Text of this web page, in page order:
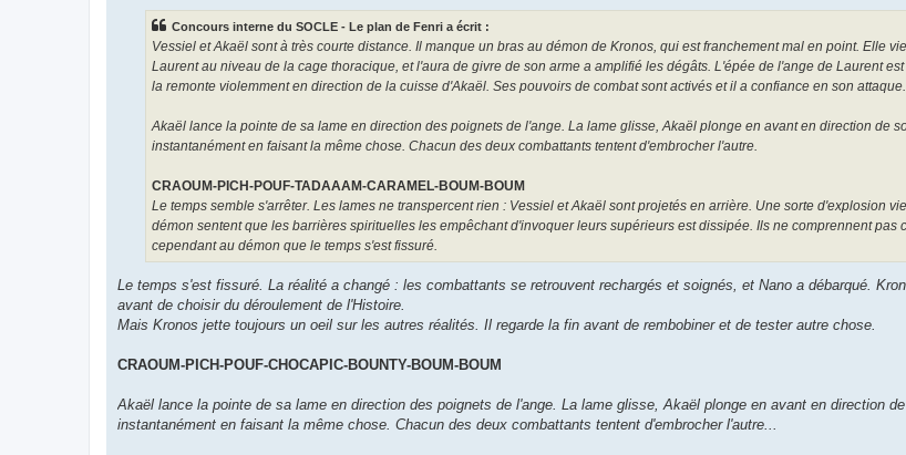
Concours interne du SOCLE - Le plan de Fenri a écrit :
Vessiel et Akaël sont à très courte distance. Il manque un bras au démon de Kronos, qui est franchement mal en point. Elle
Laurent au niveau de la cage thoracique, et l'aura de givre de son arme a amplifié les dégâts. L'épée de l'ange de Laurent
la remonte violemment en direction de la cuisse d'Akaël. Ses pouvoirs de combat sont activés et il a confiance en son attaque.
Akaël lance la pointe de sa lame en direction des poignets de l'ange. La lame glisse, Akaël plonge en avant en direction de
instantanément en faisant la même chose. Chacun des deux combattants tentent d'embrocher l'autre.
CRAOUM-PICH-POUF-TADAAAM-CARAMEL-BOUM-BOUM
Le temps semble s'arrêter. Les lames ne transpercent rien : Vessiel et Akaël sont projetés en arrière. Une sorte d'explosion
démon sentent que les barrières spirituelles les empêchant d'invoquer leurs supérieurs est dissipée. Ils ne comprennent pas
cependant au démon que le temps s'est fissuré.
Le temps s'est fissuré. La réalité a changé : les combattants se retrouvent rechargés et soignés, et Nano a débarqué.
avant de choisir du déroulement de l'Histoire.
Mais Kronos jette toujours un oeil sur les autres réalités. Il regarde la fin avant de rembobiner et de tester autre chose.
CRAOUM-PICH-POUF-CHOCAPIC-BOUNTY-BOUM-BOUM
Akaël lance la pointe de sa lame en direction des poignets de l'ange. La lame glisse, Akaël plonge en avant en direction
instantanément en faisant la même chose. Chacun des deux combattants tentent d'embrocher l'autre...